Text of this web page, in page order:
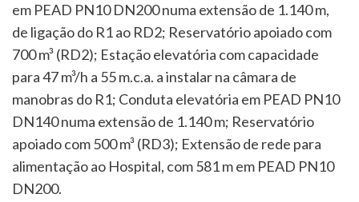
em PEAD PN10 DN200 numa extensão de 1.140 m,
de ligação do R1 ao RD2; Reservatório apoiado com
700 m³ (RD2); Estação elevatória com capacidade
para 47 m³/h a 55 m.c.a. a instalar na câmara de
manobras do R1; Conduta elevatória em PEAD PN10
DN140 numa extensão de 1.140 m; Reservatório
apoiado com 500 m³ (RD3); Extensão de rede para
alimentação ao Hospital, com 581 m em PEAD PN10
DN200.